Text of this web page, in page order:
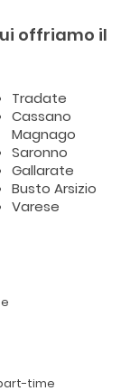
offriamo il
Tradate
Cassano
Magnago
Saronno
Gallarate
Busto Arsizio
Varese
time